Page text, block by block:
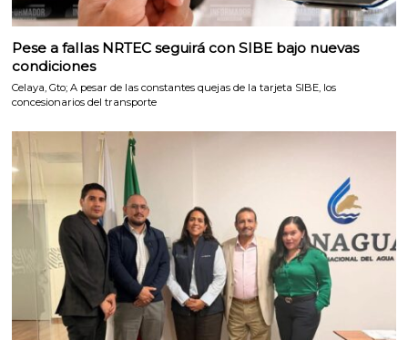
Pese a fallas NRTEC seguirá con SIBE bajo nuevas
condiciones
Celaya, Gto; A pesar de las constantes quejas de la tarjeta SIBE, los
concesionarios del transporte